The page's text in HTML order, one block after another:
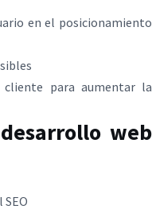
en el posicionamiento
para aumentar la
web